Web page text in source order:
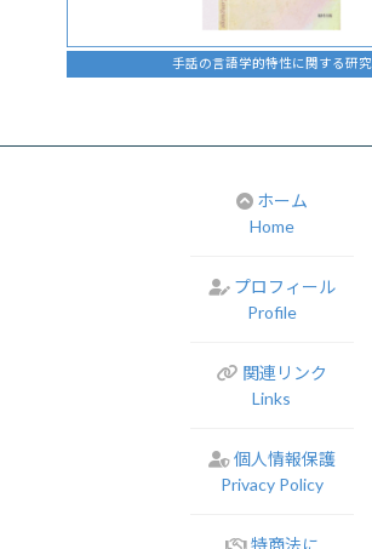
手話の言語学的特性に関する研究
ホーム
Home
プロフィール
Profile
関連リンク
Links
個人情報保護
Privacy Policy